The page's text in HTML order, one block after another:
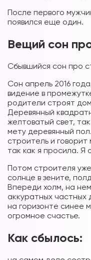
После первого
появился еще один.
Вещий сон
Сбывшийся сон про
Сон апрель 2016
видение в
родители строят
Деревянный
желтоватый свет,
мету деревянный
строитель и
так как я просила. Я
Потом строителя
солнце в зените,
Впереди холм, на
аккуратных
на горизонте синее
огромное счастье.
Как сбылось: